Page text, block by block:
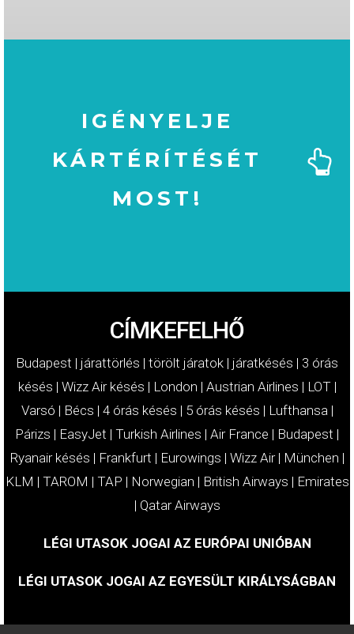
IGÉNYELJE
KÁRTÉRÍTÉSÉT
MOST!
CÍMKEFELHŐ
Budapest | járattörlés | törölt járatok | járatkésés | 3 órás
késés | Wizz Air késés | London | Austrian Airlines | LOT|
Varsó | Bécs | 4 órás késés | 5 órás késés | Lufthansa |
Párizs | EasyJet | Turkish Airlines | Air France | Budapest |
Ryanair késés | Frankfurt | Eurowings | Wizz Air| München |
KLM | TAROM | TAP | Norwegian | British Airways | Emirates
| Qatar Airways
LÉGI UTASOK JOGAI AZ EURÓPAI UNIÓBAN
LÉGI UTASOK JOGAI AZ EGYESÜLT KIRÁLYSÁGBAN